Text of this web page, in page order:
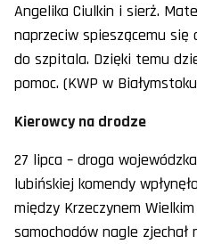
Angelika Ciulkin i sierż.
naprzeciw spieszącemu
do szpitala. Dzięki temu
pomoc. (KWP w
Kierowcy na drodze
27 lipca – droga
lubińskiej komendy
między Krzeczynem
samochodów nagle zjechał